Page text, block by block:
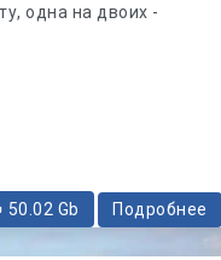
одна на двоих -
50.02 Gb Подробнее